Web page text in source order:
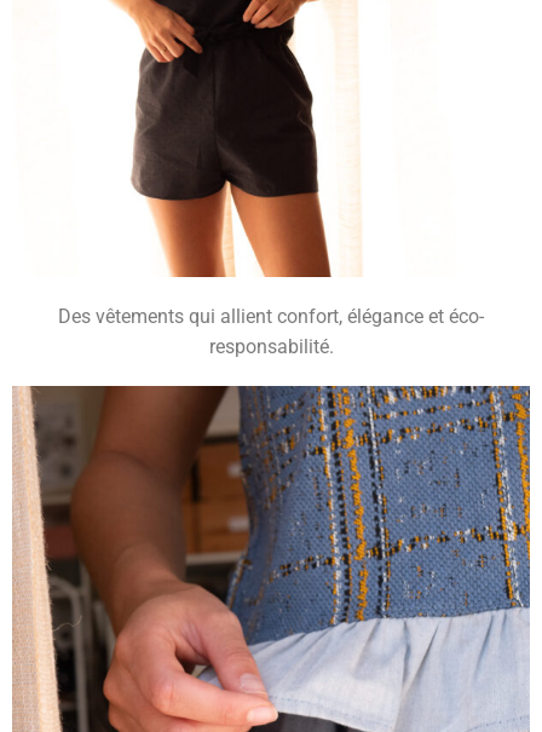
Des vêtements qui allient confort, élégance et éco-
responsabilité.